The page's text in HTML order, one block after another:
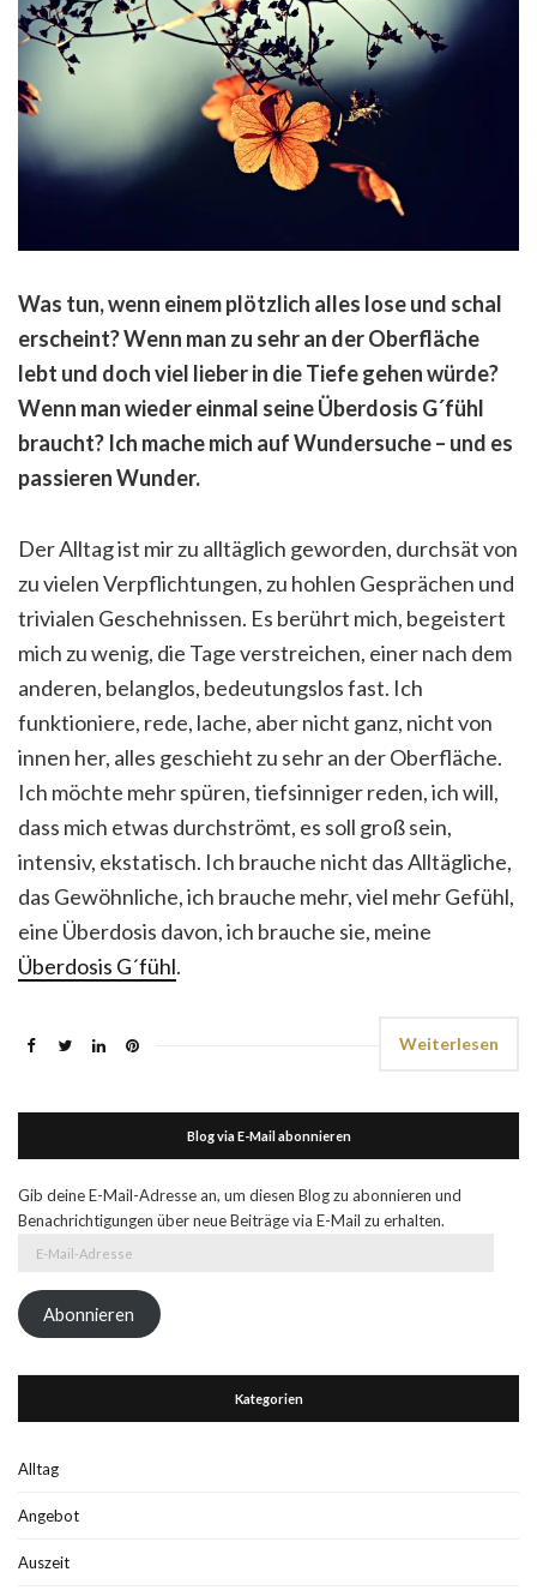
Was tun, wenn einem plötzlich alles lose und schal
erscheint? Wenn man zu sehr an der Oberfläche
lebt und doch viel lieber in die Tiefe gehen würde?
Wenn man wieder einmal seine Überdosis G´fühl
braucht? Ich mache mich auf Wundersuche – und es
passieren Wunder.
Der Alltag ist mir zu alltäglich geworden, durchsät von
zu vielen Verpflichtungen, zu hohlen Gesprächen und
trivialen Geschehnissen. Es berührt mich, begeistert
mich zu wenig, die Tage verstreichen, einer nach dem
anderen, belanglos, bedeutungslos fast. Ich
funktioniere, rede, lache, aber nicht ganz, nicht von
innen her, alles geschieht zu sehr an der Oberfläche.
Ich möchte mehr spüren, tiefsinniger reden, ich will,
dass mich etwas durchströmt, es soll groß sein,
intensiv, ekstatisch. Ich brauche nicht das Alltägliche,
das Gewöhnliche, ich brauche mehr, viel mehr Gefühl,
eine Überdosis davon, ich brauche sie, meine
Überdosis G´fühl.
Weiterlesen
Blog via E-Mail abonnieren
Gib deine E-Mail-Adresse an, um diesen Blog zu abonnieren und
Benachrichtigungen über neue Beiträge via E-Mail zu erhalten.
Adresse
Abonnieren
Kategorien
Alltag
Angebot
Auszeit